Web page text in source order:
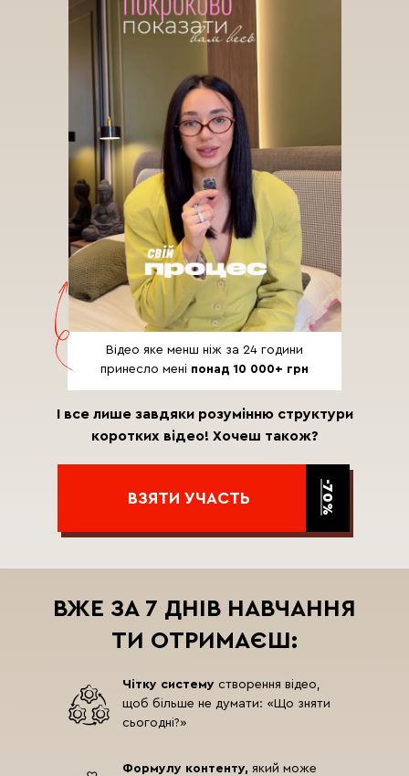
ВЗЯТИ УЧАСТЬ -70%
Відео яке менш ніж за 24 години
принесло мені понад 10 000+ грн
І все лише завдяки розумінню структури
коротких відео! Хочеш також?
Чітку систему створення відео,
щоб більше не думати: «Що зняти
сьогодні?»
Формулу контенту, який може
ВЖЕ ЗА 7 ДНІВ НАВЧАННЯ
ТИ ОТРИМАЄШ: